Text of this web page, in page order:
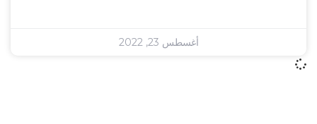
أغسطس 23, 2022